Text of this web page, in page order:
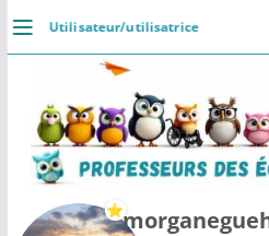
DÉCOUVRIR
Accueil
Se connecter
Utilisateur/utilisatrice
Passer